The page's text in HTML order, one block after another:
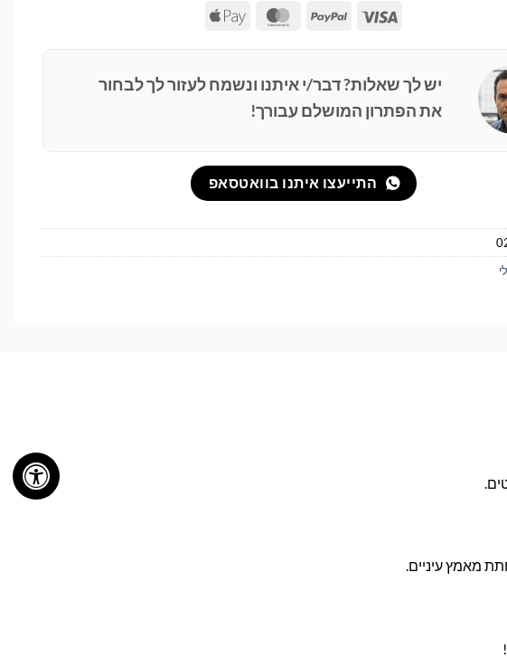
Visa
PayPal
MasterCard
Apple
יש לך שאלות? דבר/י איתנו ונשמח לעזור לך לבחור
את הפתרון המושלם עבורך!
התייעצו איתנו בוואטסאפ